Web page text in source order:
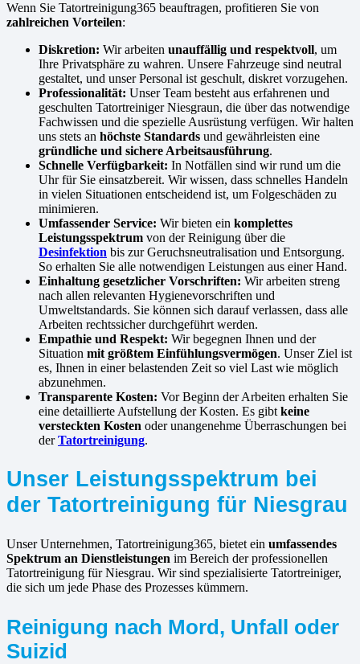
Wenn Sie Tatortreinigung365 beauftragen, profitieren Sie von
zahlreichen Vorteilen:
Diskretion: Wir arbeiten unauffällig und respektvoll, um
Ihre Privatsphäre zu wahren. Unsere Fahrzeuge sind neutral
gestaltet, und unser Personal ist geschult, diskret vorzugehen.
Professionalität: Unser Team besteht aus erfahrenen und
geschulten Tatortreiniger Niesgraun, die über das notwendige
Fachwissen und die spezielle Ausrüstung verfügen. Wir halten
uns stets an höchste Standards und gewährleisten eine
gründliche und sichere Arbeitsausführung.
Schnelle Verfügbarkeit: In Notfällen sind wir rund um die
Uhr für Sie einsatzbereit. Wir wissen, dass schnelles Handeln
in vielen Situationen entscheidend ist, um Folgeschäden zu
minimieren.
Umfassender Service: Wir bieten ein komplettes
Leistungsspektrum von der Reinigung über die
Desinfektion bis zur Geruchsneutralisation und Entsorgung.
So erhalten Sie alle notwendigen Leistungen aus einer Hand.
Einhaltung gesetzlicher Vorschriften: Wir arbeiten streng
nach allen relevanten Hygienevorschriften und
Umweltstandards. Sie können sich darauf verlassen, dass alle
Arbeiten rechtssicher durchgeführt werden.
Empathie und Respekt: Wir begegnen Ihnen und der
Situation mit größtem Einfühlungsvermögen. Unser Ziel ist
es, Ihnen in einer belastenden Zeit so viel Last wie möglich
abzunehmen.
Transparente Kosten: Vor Beginn der Arbeiten erhalten Sie
eine detaillierte Aufstellung der Kosten. Es gibt keine
versteckten Kosten oder unangenehme Überraschungen bei
derTatortreinigung.
Unser Leistungsspektrum bei
der Tatortreinigung für Niesgrau
Unser Unternehmen, Tatortreinigung365, bietet ein umfassendes
Spektrum an Dienstleistungen im Bereich der professionellen
Tatortreinigung für Niesgrau. Wir sind spezialisierte Tatortreiniger,
die sich um jede Phase des Prozesses kümmern.
Reinigung nach Mord, Unfall oder
Suizid